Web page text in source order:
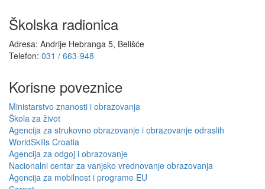
Školska radionica
Adresa: Andrije Hebranga 5, Belišće
Telefon: 031 / 663-948
Korisne poveznice
Ministarstvo znanosti i obrazovanja
Škola za život
Agencija za strukovno obrazovanje i obrazovanje odraslih
WorldSkills Croatia
Agencija za odgoj i obrazovanje
Nacionalni centar za vanjsko vrednovanje obrazovanja
Agencija za mobilnost i programe EU